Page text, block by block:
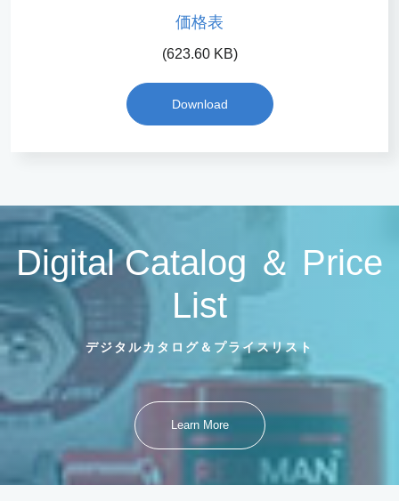
価格表
(623.60 KB)
Download
Digital Catalog ＆ Price
List
デジタルカタログ＆プライスリスト
Learn More